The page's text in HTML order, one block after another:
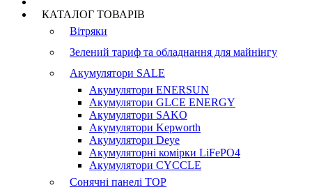
КАТАЛОГ ТОВАРІВ
Вітряки
Зелений тариф та обладнання для майнінгу
Акумулятори SALE
Акумулятори ENERSUN
Акумулятори GLCE ENERGY
Акумулятори SAKO
Акумулятори Kepworth
Акумулятори Deye
Акумуляторні комірки LiFePO4
Акумулятори CYCCLE
Сонячні панелі TOP